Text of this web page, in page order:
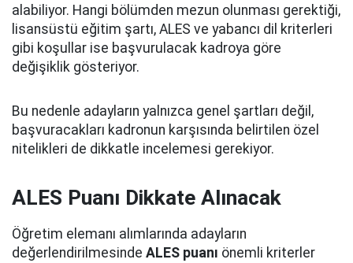
alabiliyor. Hangi bölümden mezun olunması gerektiği,
lisansüstü eğitim şartı, ALES ve yabancı dil kriterleri
gibi koşullar ise başvurulacak kadroya göre
değişiklik gösteriyor.
Bu nedenle adayların yalnızca genel şartları değil,
başvuracakları kadronun karşısında belirtilen özel
nitelikleri de dikkatle incelemesi gerekiyor.
ALES Puanı Dikkate Alınacak
Öğretim elemanı alımlarında adayların
değerlendirilmesinde ALES puanı önemli kriterler